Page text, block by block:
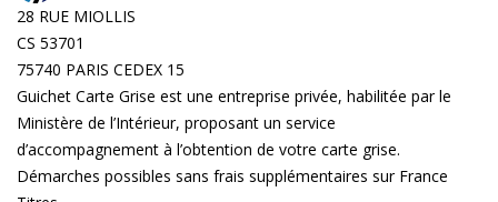
28 RUE MIOLLIS
CS 53701
75740 PARIS CEDEX 15
Guichet Carte Grise est une entreprise privée, habilitée par le
Ministère de l’Intérieur, proposant un service
d’accompagnement à l’obtention de votre carte grise.
Démarches possibles sans frais supplémentaires sur France